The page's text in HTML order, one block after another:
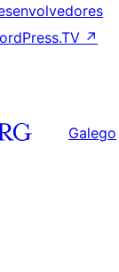
↗
Galego